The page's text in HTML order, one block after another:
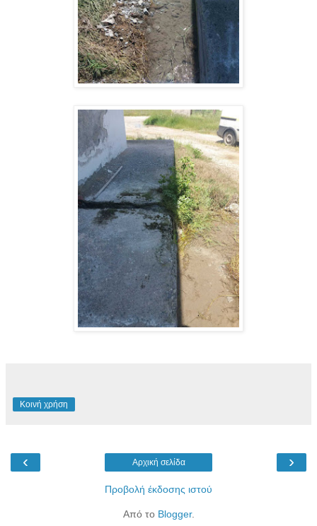
Κοινή χρήση
‹ ›
Αρχική σελίδα
Προβολή έκδοσης ιστού
Από το Blogger.